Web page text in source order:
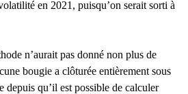
en 2021, puisqu’on serait sorti à
n’aurait pas donné non plus de
bougie a clôturée entièrement sous
qu’il est possible de calculer